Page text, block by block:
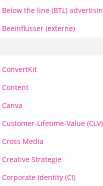
Below the line (BTL)
Beeinflusser (externe)
ConvertKit
Content
Canva
Customer-Lifetime-Value (CLV)
Cross Media
Creative Strategie
Corporate Identity (CI)